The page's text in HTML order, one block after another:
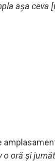
așa ceva
o oră și